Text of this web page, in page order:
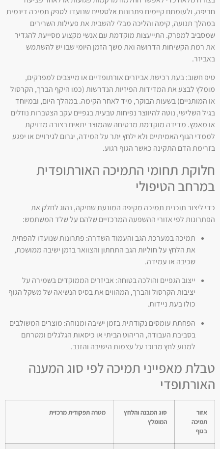
חריפה, ולעומתם קיימים פתרונות אלסטיים שנועדו לספק תמיכה דינמית
במהלך תנועה, קימה והליכה מבלי להשבית את פעילות השרירים
שמסביב למפרק. התייעצות מוקדמת עם אנשי מקצוע מסייעת להגדיר
את רמת הקשיחות הדרושה ואת משך הזמן היומי שבו יש להשתמש
באביזר.
טיפ חשוב: בעת רכישת אביזרים אורתופדיים או מייצבים למפרקים,
מומלץ לבצע את המדידות הפיזיות הנדרשות (כמו היקף הברך, הקרסול
או המותניים) בשעות הבוקר, מיד לאחר הקימה. במהלך היום, ובמיוחד
בגיל השלישי, נוטה להיווצר נפיחות טבעית בגפיים עקב הצטברות נוזלים
או מאמץ. מדידה מוקדמת מבטיחה שהמוצר יתאים בצורה מדויקת
לממדי הגוף האמיתיים ולא ילחץ יתר על המידה, יגרום לגירויים או יפגע
בזרימת הדם התקינה כאשר הגוף רגוע.
חלוקת תחומי התמיכה האורתופדית
במרחב הטיפולי
כדי ליצור תוכנית תמיכה מקיפה המונעת שחיקה, נהוג לחלק את
הפתרונות לפי אזורי ההשפעה המרכזיים שלהם על שלד המשתמש:
תמיכה במערכת הגב והעמוד השדרה: פתרונות שנועדו להפחית
את הלחץ על חוליות הגב התחתון והצוואר בזמן ישיבה ממושכת,
שכיבה או עמידה.
ייצוב הגפיים והולכה בטוחה: אביזרים הממוקדים בשמירה על
יציבות הקרסול והברך, המהווים את בסיס הנשיאה של משקל הגוף
כולו בעת ניידות.
הפחתת עומסים נקודתית בזמן ישיבה ומנוחה: מוצרים המשולבים
בסביבת העבודה, הריהוט הביתי או כיסאות הגלגלים ומטרתם
למנוע לחץ מרוכז על עצמות הישיבה והזנב.
טבלת מאפייני תמיכה לפי סוג המענה
האורתופדי
אזור
תמיכה
בגוף
סוג המבנה והלחץ
המומלץ
מטרה תפקודית מרכזית